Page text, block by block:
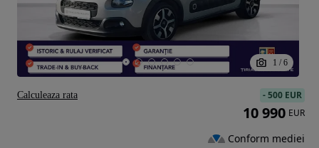
1 / 6
-500 EUR
10 990 EUR
Conform mediei
Calculeaza rata